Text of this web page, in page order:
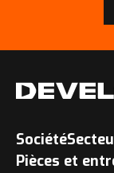
Société
Pièces et